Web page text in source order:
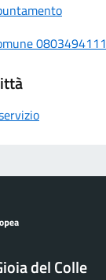
0803494111
del Colle